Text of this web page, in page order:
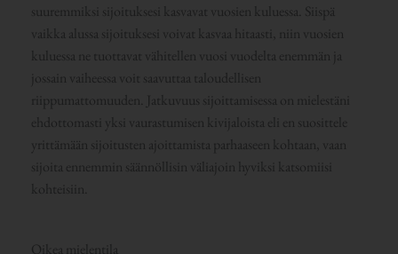
suuremmiksi sijoituksesi kasvavat vuosien kuluessa. Siispä
vaikka alussa sijoituksesi voivat kasvaa hitaasti, niin vuosien
kuluessa ne tuottavat vähitellen vuosi vuodelta enemmän ja
jossain vaiheessa voit saavuttaa taloudellisen
riippumattomuuden. Jatkuvuus sijoittamisessa on mielestäni
ehdottomasti yksi vaurastumisen kivijaloista eli en suosittele
yrittämään sijoitusten ajoittamista parhaaseen kohtaan, vaan
sijoita ennemmin säännöllisin väliajoin hyviksi katsomiisi
kohteisiin.
Oikea mielentila